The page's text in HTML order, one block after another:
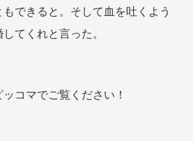
もできると。そして血を吐くよう
てくれと言った。
コマでご覧ください！